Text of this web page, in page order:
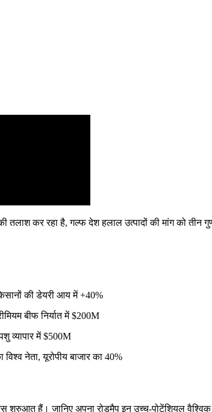
की तलाश कर रहा है, गल्फ देश हलाल उत्पादों की मांग को
की डेयरी आय में +40%
बीफ निर्यात में $200M
व्यापार में $500M
विश्व नेता, यूरोपीय बाजार का 40%
शुरुआत हैं। जानिए अपना रोडमैप इन उच्च-पोटेंशियल वैश्विक